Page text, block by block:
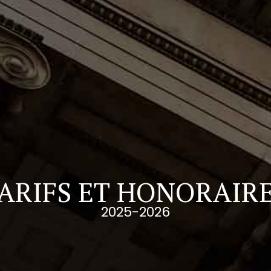
ET
2025-2026